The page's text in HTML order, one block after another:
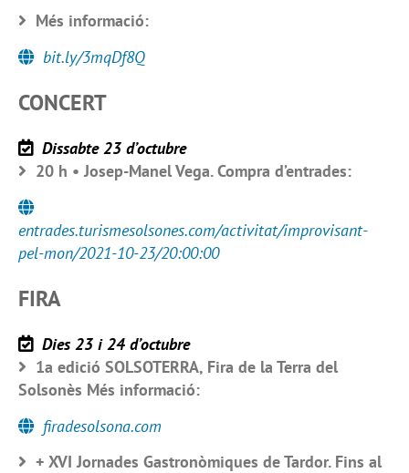
Més informació:
bit.ly/3mqDf8Q
CONCERT
Dissabte 23 d’octubre
20 h • Josep-Manel Vega. Compra d’entrades:
entrades.turismesolsones.com/activitat/improvisant-
pel-mon/2021-10-23/20:00:00
FIRA
Dies 23 i 24 d’octubre
1a edició SOLSOTERRA, Fira de la Terra del
Solsonès Més informació:
firadesolsona.com
+ XVI Jornades Gastronòmiques de Tardor. Fins al